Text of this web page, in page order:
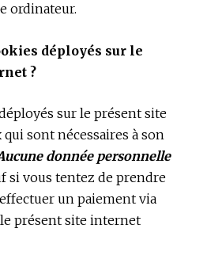
ordinateur.
déployés sur le
?
sur le présent site
sont nécessaires à son
donnée personnelle
si vous tentez de prendre
un paiement via
présent site internet